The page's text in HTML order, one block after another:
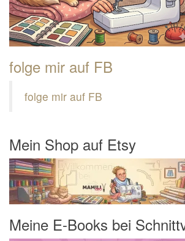
folge mir auf FB
folge mir auf FB
Mein Shop auf Etsy
Meine E-Books bei